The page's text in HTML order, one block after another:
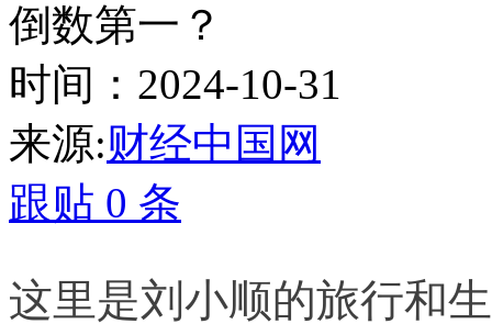
倒数第一？
时间：2024-10-31
来源:财经中国网
跟贴 0 条
这里是刘小顺的旅行和